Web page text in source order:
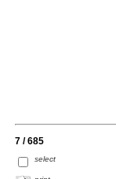
7 / 685
select